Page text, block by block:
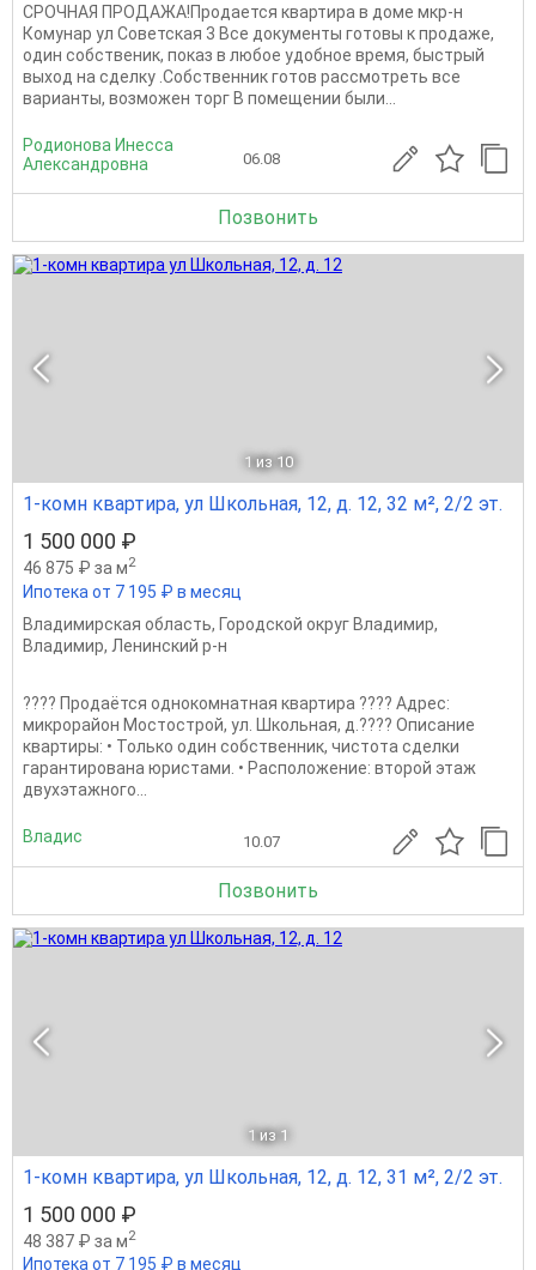
СРОЧНАЯ ПРОДАЖА!Продается квартира в доме мкр-н
Комунар ул Советская 3 Все документы готовы к продаже,
один собственик, показ в любое удобное время, быстрый
выход на сделку .Собственник готов рассмотреть все
варианты, возможен торг В помещении были...
Родионова Инесса
Александровна
06.08
Позвонить
1 из 10
1-комн квартира, ул Школьная, 12, д. 12, 32 м², 2/2 эт.
1 500 000 ₽
46 875 ₽ за м2
Ипотека от 7 195 ₽ в месяц
Владимирская область, Городской округ Владимир,
Владимир, Ленинский р-н
???? Продаётся однокомнатная квартира ???? Адрес:
микрорайон Мостострой, ул. Школьная, д.???? Описание
квартиры: • Только один собственник, чистота сделки
гарантирована юристами. • Расположение: второй этаж
двухэтажного...
Владис 10.07
Позвонить
1 из 1
1-комн квартира, ул Школьная, 12, д. 12, 31 м², 2/2 эт.
1 500 000 ₽
48 387 ₽ за м2
Ипотека от 7 195 ₽ в месяц